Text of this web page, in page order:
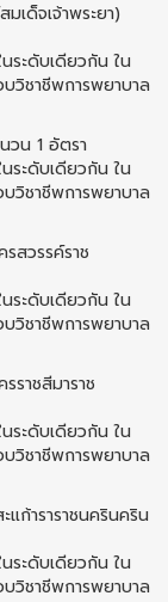
เด็จเจ้าพระยา)
ะดับเดียวกัน ใน
วิชาชีพการพยาบาล
วน 1 อัตรา
ะดับเดียวกัน ใน
วิชาชีพการพยาบาล
สวรรค์ราช
ะดับเดียวกัน ใน
วิชาชีพการพยาบาล
ราชสีมาราช
ะดับเดียวกัน ใน
วิชาชีพการพยาบาล
ก้าราราชนครินคริน
ะดับเดียวกัน ใน
วิชาชีพการพยาบาล